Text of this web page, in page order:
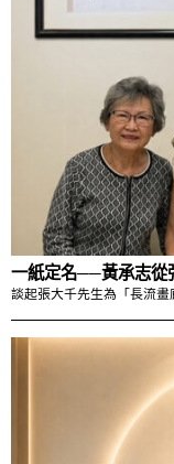
一紙定名──黃承志從
談起張大千先生為「長流